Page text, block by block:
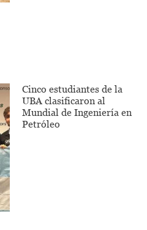
Cinco estudiantes de la
UBA clasificaron al
Mundial de Ingeniería en
Petróleo